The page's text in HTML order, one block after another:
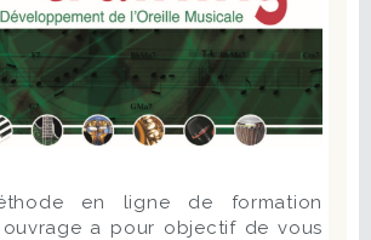
en ligne de formation
a pour objectif de vous